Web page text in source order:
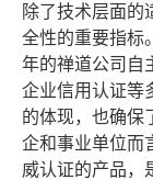
除了技术层面的
全性的重要指标
年的禅道公司自
企业信用认证等
的体现，也确保
企和事业单位而
威认证的产品，